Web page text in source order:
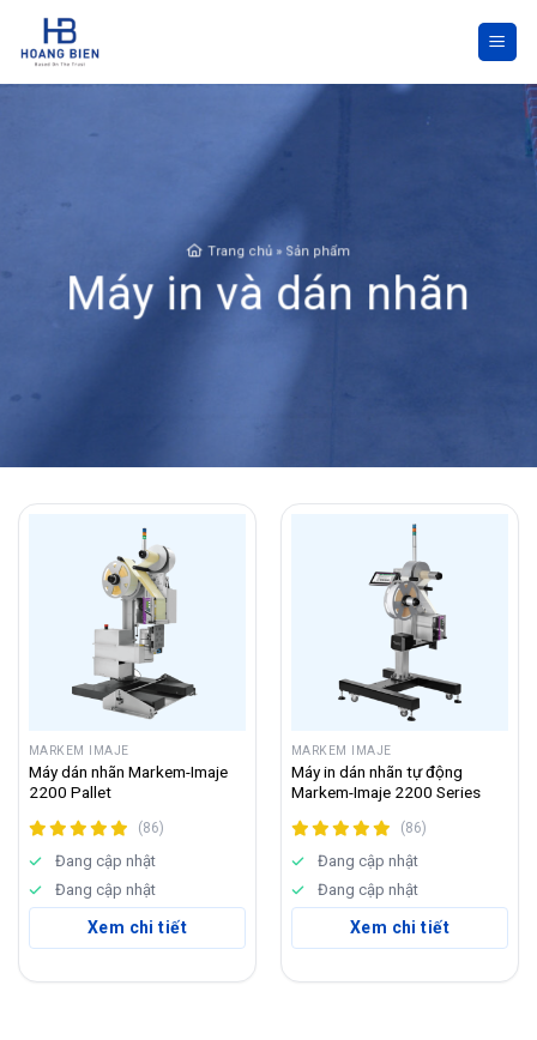
content
Trang chủ » Sản phẩm
Máy in và dán nhãn
MARKEM IMAJE
Máy dán nhãn Markem-Imaje
2200 Pallet
(86)
Đang cập nhật
Đang cập nhật
Xem chi tiết
MARKEM IMAJE
Máy in dán nhãn tự động
Markem-Imaje 2200 Series
(86)
Đang cập nhật
Đang cập nhật
Xem chi tiết